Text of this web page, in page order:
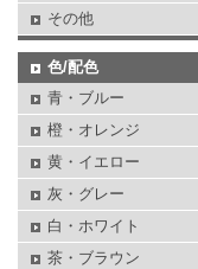
その他
色/配色
青・ブルー
橙・オレンジ
黄・イエロー
灰・グレー
白・ホワイト
茶・ブラウン